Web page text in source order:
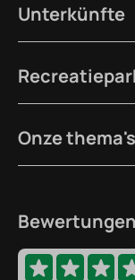
Unterkünfte
Onze thema's
Bewertungen